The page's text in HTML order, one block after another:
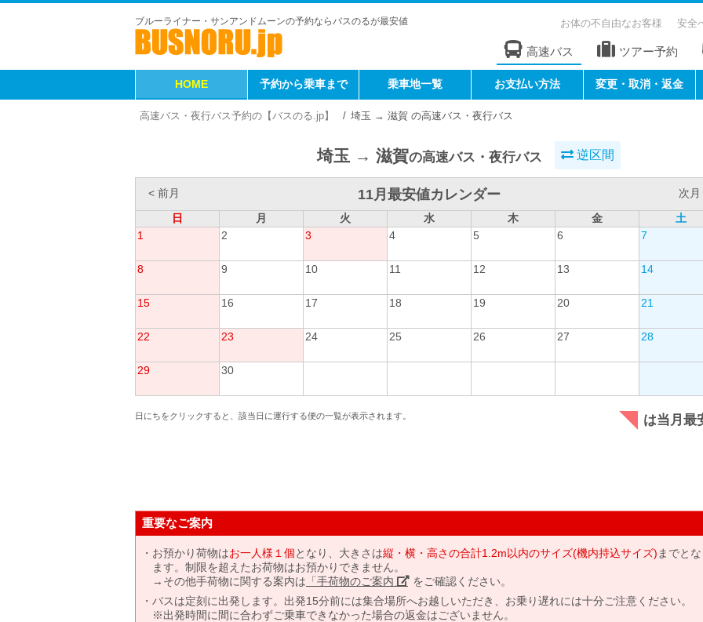
ブルーライナー・サンアンドムーンの予約ならバスのるが最安値 お体の不自由なお客様 安全
高速バス ツアー予約
HOME 予約から乗車まで 乗車地一覧 お支払い方法 変更・取消・返金
高速バス・夜行バス予約の【バスのる.jp】 埼玉 → 滋賀 の高速バス・夜行バス
埼玉 → 滋賀の高速バス・夜行バス 逆区間
< 前月 11月最安値カレンダー
次月
日
月 火 水 木 金
土
1
2 3 4 5 6 7
8 9 10 11 12 13 14
15 16 17 18 19 20 21
22 23 24 25 26 27 28
29 30
日にちをクリックすると、該当日に運行する便の一覧が表示されます。 は当月最
重要なご案内
お預かり荷物はお一人様１個となり、大きさは縦・横・高さの合計1.2m以内のサイズ(機内持込サイズ) までと
ます。制限を超えたお荷物はお預かりできません。
→その他手荷物に関する案内は 「手荷物のご案内」 をご確認ください。
バスは定刻に出発します。出発15分前には集合場所へお越しいただき、お乗り遅れには十分ご注意ください。
※出発時間に間に合わずご乗車できなかった場合の返金はございません。